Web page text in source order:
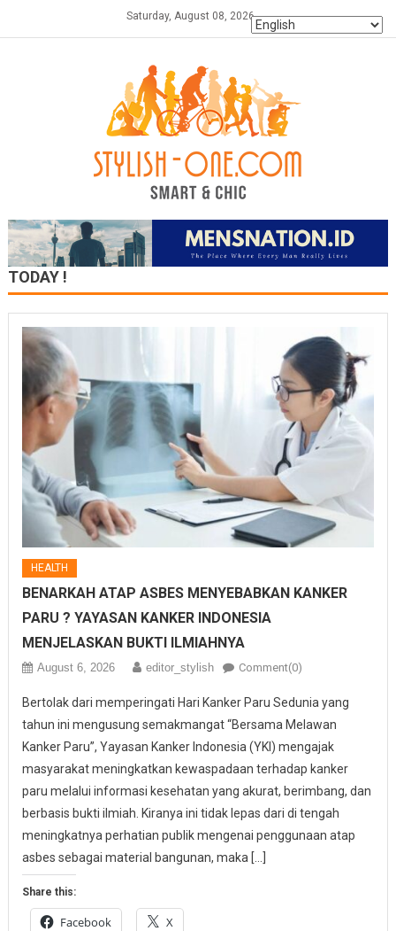
Saturday, August 08, 2026
TODAY !
HEALTH
BENARKAH ATAP ASBES MENYEBABKAN KANKER
PARU ? YAYASAN KANKER INDONESIA
MENJELASKAN BUKTI ILMIAHNYA
August 6, 2026 editor_stylish Comment(0)
Bertolak dari memperingati Hari Kanker Paru Sedunia yang
tahun ini mengusung semakmangat “Bersama Melawan
Kanker Paru”, Yayasan Kanker Indonesia (YKI) mengajak
masyarakat meningkatkan kewaspadaan terhadap kanker
paru melalui informasi kesehatan yang akurat, berimbang, dan
berbasis bukti ilmiah. Kiranya ini tidak lepas dari di tengah
meningkatnya perhatian publik mengenai penggunaan atap
asbes sebagai material bangunan, maka […]
Share this:
Facebook X